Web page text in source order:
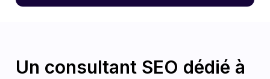
Un consultant SEO dédié à